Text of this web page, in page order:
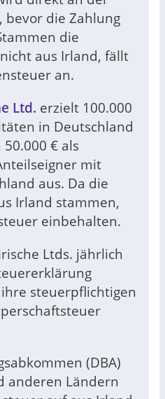
bevor die Zahlung
die
aus Irland, fällt
an.
Ltd. erzielt 100.000
in Deutschland
€ als
mit
aus. Da die
Irland stammen,
einbehalten.
Ltds. jährlich
steuerpflichtigen
(DBA)
anderen Ländern